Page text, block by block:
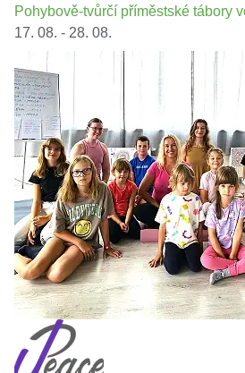
Pohybově-tvůrčí příměstské tábory
17. 08. - 28. 08.